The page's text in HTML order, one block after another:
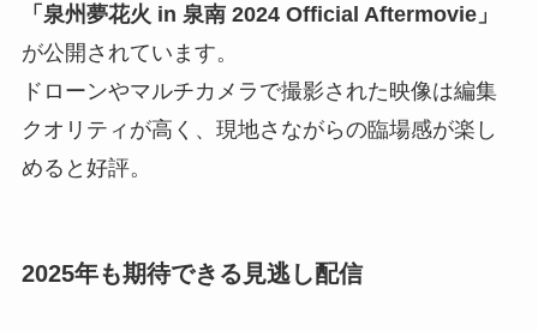
「泉州夢花火 in 泉南 2024 Official Aftermovie」
が公開されています。
ドローンやマルチカメラで撮影された映像は編集
クオリティが高く、現地さながらの臨場感が楽し
めると好評。
2025年も期待できる見逃し配信